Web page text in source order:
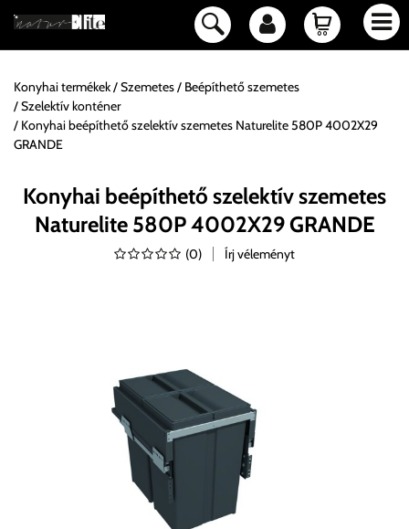
Konyhai termékek Szemetes
Beépíthető szemetes
Szelektív konténer
Konyhai beépíthető szelektív szemetes Naturelite 580P 4002X29
GRANDE
Konyhai beépíthető szelektív szemetes
Naturelite 580P 4002X29 GRANDE
(0) Írj véleményt